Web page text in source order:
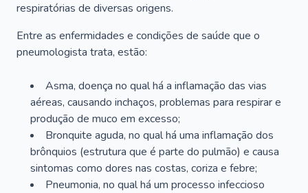
respiratórias de diversas origens.
Entre as enfermidades e condições de saúde que o
pneumologista trata, estão:
Asma, doença no qual há a inflamação das vias
aéreas, causando inchaços, problemas para respirar e
produção de muco em excesso;
Bronquite aguda, no qual há uma inflamação dos
brônquios (estrutura que é parte do pulmão) e causa
sintomas como dores nas costas, coriza e febre;
Pneumonia, no qual há um processo infeccioso